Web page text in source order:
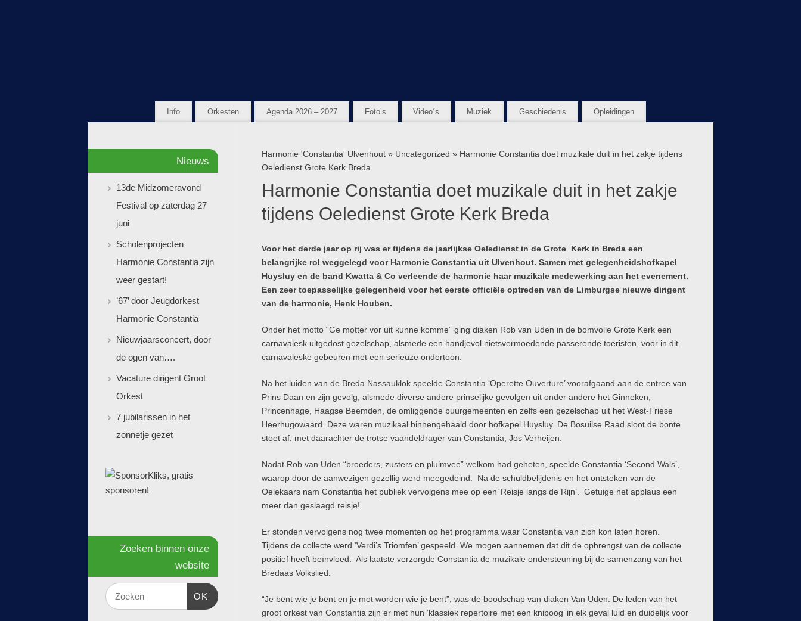
Info Orkesten Agenda 2026 – 2027 Foto’s Video´s Muziek Geschiedenis Opleidingen
Harmonie 'Constantia' Ulvenhout » Uncategorized » Harmonie Constantia doet muzikale duit in het zakje tijdens
Oeledienst Grote Kerk Breda
Harmonie Constantia doet muzikale duit in het zakje
tijdens Oeledienst Grote Kerk Breda
Voor het derde jaar op rij was er tijdens de jaarlijkse Oeledienst in de Grote Kerk in Breda een
belangrijke rol weggelegd voor Harmonie Constantia uit Ulvenhout. Samen met gelegenheidshofkapel
Huysluy en de band Kwatta & Co verleende de harmonie haar muzikale medewerking aan het evenement.
Een zeer toepasselijke gelegenheid voor het eerste officiële optreden van de Limburgse nieuwe dirigent
van de harmonie, Henk Houben.
Onder het motto “Ge motter vor uit kunne komme” ging diaken Rob van Uden in de bomvolle Grote Kerk een
carnavalesk uitgedost gezelschap, alsmede een handjevol nietsvermoedende passerende toeristen, voor in dit
carnavaleske gebeuren met een serieuze ondertoon.
Na het luiden van de Breda Nassauklok speelde Constantia ‘Operette Ouverture’ voorafgaand aan de entree van
Prins Daan en zijn gevolg, alsmede diverse andere prinselijke gevolgen uit onder andere het Ginneken,
Princenhage, Haagse Beemden, de omliggende buurgemeenten en zelfs een gezelschap uit het West-Friese
Heerhugowaard. Deze waren muzikaal binnengehaald door hofkapel Huysluy. De Bosuilse Raad sloot de bonte
stoet af, met daarachter de trotse vaandeldrager van Constantia, Jos Verheijen.
Nadat Rob van Uden “broeders, zusters en pluimvee” welkom had geheten, speelde Constantia ‘Second Wals’,
waarop door de aanwezigen gezellig werd meegedeind. Na de schuldbelijdenis en het ontsteken van de
Oelekaars nam Constantia het publiek vervolgens mee op een’ Reisje langs de Rijn’. Getuige het applaus een
meer dan geslaagd reisje!
Er stonden vervolgens nog twee momenten op het programma waar Constantia van zich kon laten horen.
Tijdens de collecte werd ‘Verdi’s Triomfen’ gespeeld. We mogen aannemen dat dit de opbrengst van de collecte
positief heeft beïnvloed. Als laatste verzorgde Constantia de muzikale ondersteuning bij de samenzang van het
Bredaas Volkslied.
“Je bent wie je bent en je mot worden wie je bent”, was de boodschap van diaken Van Uden. De leden van het
groot orkest van Constantia zijn er met hun ‘klassiek repertoire met een knipoog’ in elk geval luid en duidelijk voor
Nieuws
13de Midzomeravond
Festival op zaterdag 27
juni
Scholenprojecten
Harmonie Constantia zijn
weer gestart!
’67’ door Jeugdorkest
Harmonie Constantia
Nieuwjaarsconcert, door
de ogen van….
Vacature dirigent Groot
Orkest
7 jubilarissen in het
zonnetje gezet
Zoeken binnen onze
website
OK